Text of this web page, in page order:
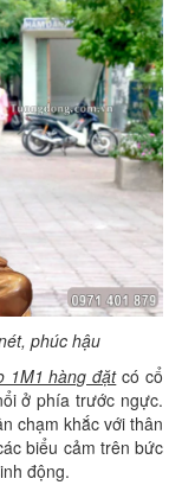
phúc hậu
1M1 hàng đặtcó cổ
ở phía trước ngực.
chạm khắc với thân
biểu cảm trên bức
động.